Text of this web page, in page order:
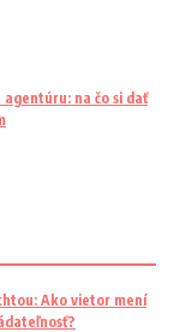
na čo si dať
Ako vietor mení